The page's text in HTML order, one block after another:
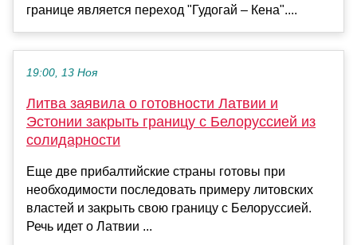
границе является переход "Гудогай – Кена"....
19:00, 13 Ноя
Литва заявила о готовности Латвии и
Эстонии закрыть границу с Белоруссией из
солидарности
Еще две прибалтийские страны готовы при
необходимости последовать примеру литовских
властей и закрыть свою границу с Белоруссией.
Речь идет о Латвии ...